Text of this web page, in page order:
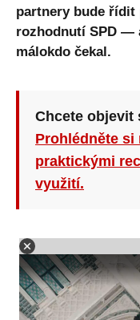
partnery bude řídit
rozhodnutí SPD —
málokdo čekal.
Chcete objevit
Prohlédněte si
praktickými
využití.